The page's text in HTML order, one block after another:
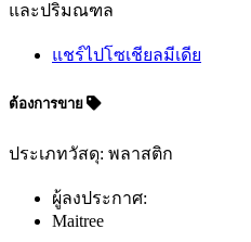
และปริมณฑล
แชร์ไปโซเชียลมีเดีย
ต้องการขาย
ประเภทวัสดุ: พลาสติก
ผู้ลงประกาศ:
Maitree